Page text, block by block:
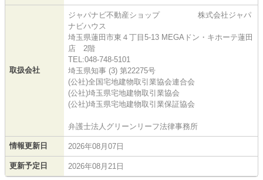
取扱会社
ジャパナビ不動産ショップ 株式会社ジャパ
ナビハウス
埼玉県蓮田市東４丁目5-13 MEGAドン・キホーテ蓮田
店 2階
TEL:048-748-5101
埼玉県知事 (3) 第22275号
(公社)全国宅地建物取引業協会連合会
(公社)埼玉県宅地建物取引業協会
(公社)埼玉県宅地建物取引業保証協会
弁護士法人グリーンリーフ法律事務所
情報更新日 2026年08月07日
更新予定日 2026年08月21日